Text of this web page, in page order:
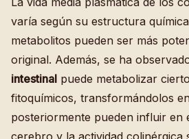
varía según su estructura
metabolitos pueden ser más
original. Además, se ha
intestinal puede metabolizar
fitoquímicos, transformándolos
posteriormente pueden influir en
cerebro y la actividad colinérgica